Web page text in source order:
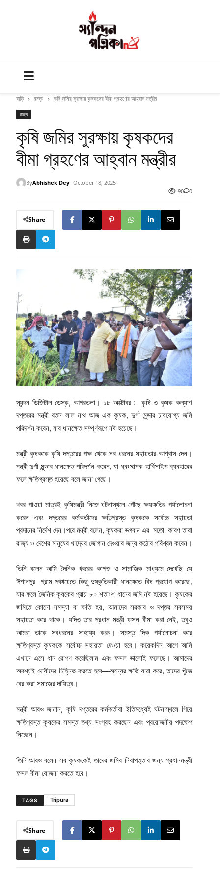
বাড়ি রাজ্য কৃষি জমির সুরক্ষায় কৃষকদের বীমা গ্রহণের আহ্বান মন্ত্রীর
রাজ্য
কৃষি জমির সুরক্ষায় কৃষকদের
বীমা গ্রহণের আহ্বান মন্ত্রীর
ByAbhishek Dey October 18, 2025
90
0
Share
স্যন্দন ডিজিটাল ডেস্ক, আগরতলা। ১৮ অক্টোবর : কৃষি ও কৃষক কল্যাণ
দপ্তরের মন্ত্রী রতন লাল নাথ আজ এক কৃষক, দুর্গা মুন্ডার চাষযোগ্য জমি
পরিদর্শন করেন, যার ধানক্ষেত সম্পূর্ণরূপে নষ্ট হয়েছে।
মন্ত্রী কৃষককে কৃষি দপ্তরের পক্ষ থেকে সব ধরনের সহায়তার আশ্বাস দেন।
মন্ত্রী দুর্গা মুন্ডার ধানক্ষেত পরিদর্শন করেন, যা ধ্বংসাত্মক হার্বিসাইড ব্যবহারের
ফলে ক্ষতিগ্রস্ত হয়েছে বলে জানা গেছে।
খবর পাওয়া মাত্রই কৃষিমন্ত্রী নিজে ঘটনাস্থলে পৌঁছে ক্ষয়ক্ষতির পর্যালোচনা
করেন এবং দপ্তরের কর্মকর্তাদের ক্ষতিগ্রস্ত কৃষককে সর্বোচ্চ সহায়তা
প্রদানের নির্দেশ দেন।পরে মন্ত্রী বলেন, কৃষকরা ভগবান এর মতো, কারণ তারা
রাজ্য ও দেশের মানুষের খাদ্যের জোগান দেওয়ার জন্য কঠোর পরিশ্রম করেন।
তিনি বলেন আমি দৈনিক খবরের কাগজ ও সামাজিক মাধ্যমে দেখেছি যে
ঈশানপুর গ্রাম পঞ্চায়েতে কিছু দুষ্কৃতিকারী ধানক্ষেতে বিষ প্রয়োগ করেছে,
যার ফলে জৈনিক কৃষকের প্রায় ৮০ শতাংশ ধানের জমি নষ্ট হয়েছে। কৃষকের
জমিতে কোনো সমস্যা বা ক্ষতি হয়, আমাদের সরকার ও দপ্তর সবসময়
সহায়তা করে থাকে। যদিও তার প্রধান মন্ত্রী ফসল বীমা করা নেই, তবুও
আমরা তাকে সবধরনের সাহায্য করব। সমস্ত দিক পর্যালোচনা করে
ক্ষতিগ্রস্ত কৃষককে সর্বোচ্চ সহায়তা দেওয়া হবে। কয়েকদিন আগে আমি
এখানে এসে ধান রোপণ করেছিলাম এবং ফসল ভালোই ফলেছে। আমাদের
অবশ্যই দোষীদের চিহ্নিত করতে হবে—অন্যের ক্ষতি যারা করে, তাদের খুঁজে
বের করা সমাজের দায়িত্ব।
মন্ত্রী আরও জানান, কৃষি দপ্তরের কর্মকর্তারা ইতিমধ্যেই ঘটনাস্থলে গিয়ে
ক্ষতিগ্রস্ত কৃষকের সমস্ত তথ্য সংগ্রহ করছেন এবং প্রয়োজনীয় পদক্ষেপ
নিচ্ছেন।
তিনি আরও বলেন সব কৃষককেই তাদের জমির নিরাপত্তার জন্য প্রধানমন্ত্রী
ফসল বীমা যোজনা করতে হবে।
TAGS Tripura
Share